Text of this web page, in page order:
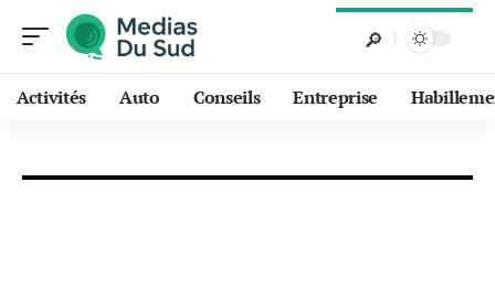
Activités Auto Conseils Entreprise